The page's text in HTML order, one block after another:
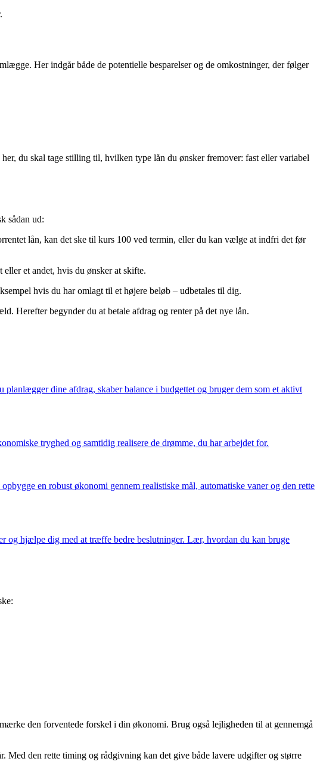
Her indgår både de potentielle besparelser og de omkostninger, der følger
du skal tage stilling til, hvilken type lån du ønsker fremover: fast eller variabel
sådan ud:
lån, kan det ske til kurs 100 ved termin, eller du kan vælge at indfri det før
et andet, hvis du ønsker at skifte.
hvis du har omlagt til et højere beløb – udbetales til dig.
Herefter begynder du at betale afdrag og renter på det nye lån.
dine afdrag, skaber balance i budgettet og bruger dem som et aktivt
tryghed og samtidig realisere de drømme, du har arbejdet for.
en robust økonomi gennem realistiske mål, automatiske vaner og den rette
og hjælpe dig med at træffe bedre beslutninger. Lær, hvordan du kan bruge
den forventede forskel i din økonomi. Brug også lejligheden til at gennemgå
den rette timing og rådgivning kan det give både lavere udgifter og større